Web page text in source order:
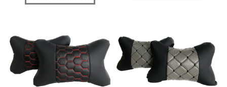
€59.00.